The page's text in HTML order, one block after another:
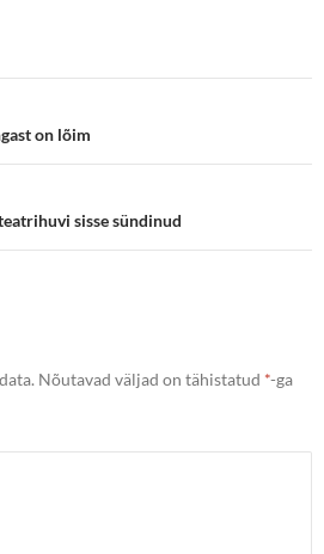
on lõim
sisse sündinud
Nõutavad väljad on tähistatud *-ga